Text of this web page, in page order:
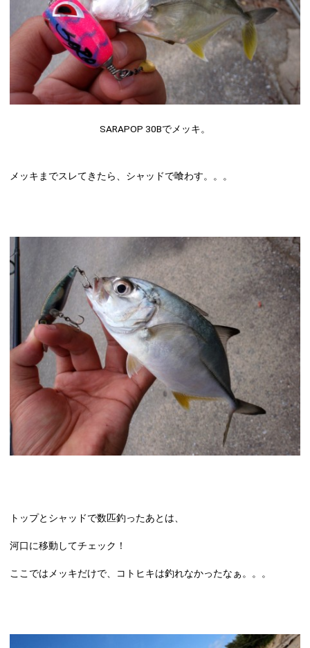
SARAPOP 30Bでメッキ。
メッキまでスレてきたら、シャッドで喰わす。。。
トップとシャッドで数匹釣ったあとは、
河口に移動してチェック！
ここではメッキだけで、コトヒキは釣れなかったなぁ。。。